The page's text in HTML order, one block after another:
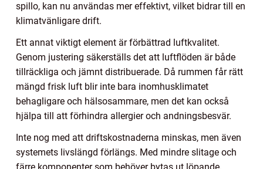
spillo, kan nu användas mer effektivt, vilket bidrar till en
klimatvänligare drift.
Ett annat viktigt element är förbättrad luftkvalitet.
Genom justering säkerställs det att luftflöden är både
tillräckliga och jämnt distribuerade. Då rummen får rätt
mängd frisk luft blir inte bara inomhusklimatet
behagligare och hälsosammare, men det kan också
hjälpa till att förhindra allergier och andningsbesvär.
Inte nog med att driftskostnaderna minskas, men även
systemets livslängd förlängs. Med mindre slitage och